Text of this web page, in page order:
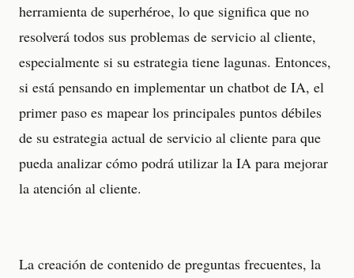
herramienta de superhéroe, lo que significa que no
resolverá todos sus problemas de servicio al cliente,
especialmente si su estrategia tiene lagunas. Entonces,
si está pensando en implementar un chatbot de IA, el
primer paso es mapear los principales puntos débiles
de su estrategia actual de servicio al cliente para que
pueda analizar cómo podrá utilizar la IA para mejorar
la atención al cliente.
La creación de contenido de preguntas frecuentes, la